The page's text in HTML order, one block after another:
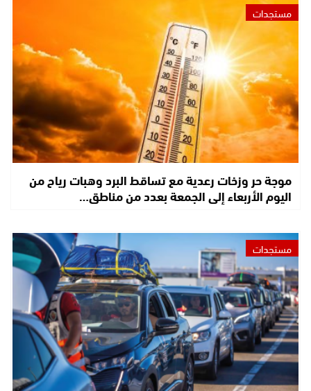
مستجدات
موجة حر وزخات رعدية مع تساقط البرد وهبات رياح من
اليوم الأربعاء إلى الجمعة بعدد من مناطق…
مستجدات